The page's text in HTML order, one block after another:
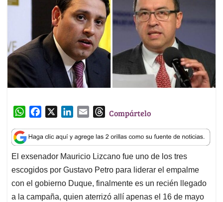
W
a
t
s
A
p
p
c
e
b
o
o
k
n
k
e
d
I
n
a
i
l
T
r
e
a
d
s
Compártelo
El exsenador Mauricio Lizcano fue uno de los tres
escogidos por Gustavo Petro para liderar el empalme
con el gobierno Duque, finalmente es un recién llegado
a la campaña, quien aterrizó allí apenas el 16 de mayo